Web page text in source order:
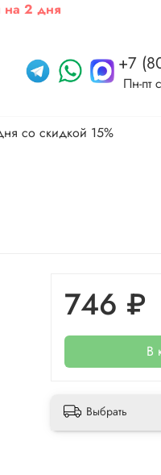
на 2 дня
+7
Пн-пт
со скидкой 15%
746 ₽
В
Выбрать